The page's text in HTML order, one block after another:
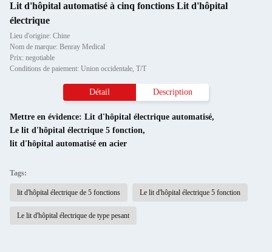
Lit d'hôpital automatisé à cinq fonctions Lit d'hôpital
électrique
Lieu d'origine: Chine
Nom de marque: Benray Medical
Prix: negotiable
Conditions de paiement: Union occidentale, T/T
Détail Description
Mettre en évidence: Lit d'hôpital électrique automatisé,
Le lit d'hôpital électrique 5 fonction,
lit d'hôpital automatisé en acier
Tags:
lit d'hôpital électrique de 5 fonctions Le lit d'hôpital électrique 5 fonction
Le lit d'hôpital électrique de type pesant